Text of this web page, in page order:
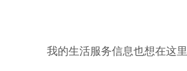
我的生活服务信息也想在这